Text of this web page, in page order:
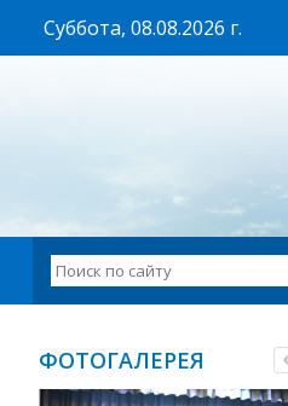
Суббота, 08.08.2026 г.
ФОТОГАЛЕРЕЯ